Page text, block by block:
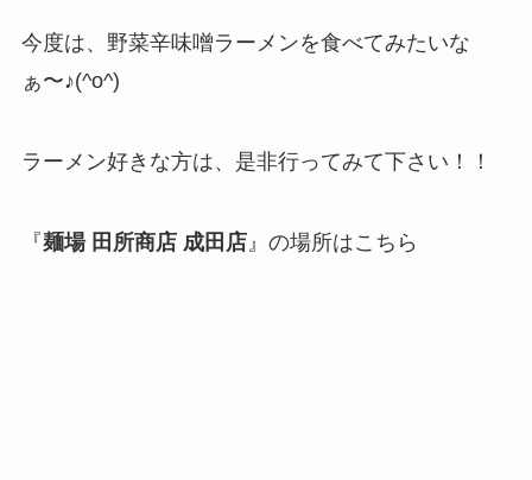
今度は、野菜辛味噌ラーメンを食べてみたいな
ぁ〜♪(^o^)
ラーメン好きな方は、是非行ってみて下さい！！
『麺場 田所商店 成田店』の場所はこちら